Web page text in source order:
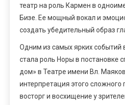
театр на роль Кармен в
Бизе. Ее мощный вокал и
создать убедительный образ
Одним из самых ярких событий
стала роль Норы в постановке
дом» в Театре имени Вл.
интерпретация этого
восторг и восхищение у